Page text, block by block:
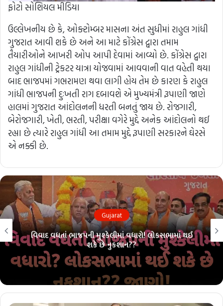
ફોટો સોશિયલ મીડિયા
ઉલ્લેખનીય છે કે, ઓક્ટોમ્બર માસના અંત સુધીમાં રાહુલ ગાંધી
ગુજરાત આવી શકે છે અને આ માટે કોંગ્રેસ દ્વારા તમામ
તૈયારીઓને આખરી ઓપ આપી દેવામાં આવ્યો છે. કોંગ્રેસ દ્વારા
રાહુલ ગાંધીની ટ્રેકટર યાત્રા યોજવામાં આવવાની વાત વહેતી થયા
બાદ ભાજપમાં ગભરામણ થવા લાગી હોય તેમ છે કારણ કે રાહુલ
ગાંધી ભાજપની દુઃખતી રાગ દબાવશે એ મુખ્યમંત્રી રૂપાણી જાણે
હાલમાં ગુજરાત આંદોલનની ધરતી બનતું જાય છે. રોજગારી,
બેરોજગારી, ખેતી, ભરતી, પરીક્ષા વગેરે મુદ્દે અનેક આંદોલનો થઈ
રહ્યા છે ત્યારે રાહુલ ગાંધી આ તમામ મુદ્દે રૂપાણી સરકારને ઘેરસે
એ નક્કી છે.
Gujarat
લોકસભા ચૂંટણી પહેલાં ભાજપમાં ભંગાણ?? 26 માંથી 26ની
પરંપરા તૂટશે?? જાણો!!